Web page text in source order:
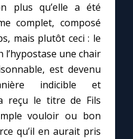
Marie
plus qu’elle a été
complet, composé
mais plutôt ceci : le
l’hypostase une chair
est devenu
indicible et
reçu le titre de Fils
vouloir ou bon
qu’il en aurait pris